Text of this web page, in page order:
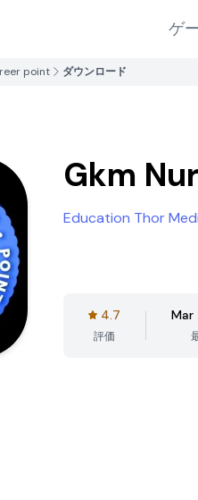
ゲ
point ダウンロード
Gkm
Education Thor
4.7
評価
Mar